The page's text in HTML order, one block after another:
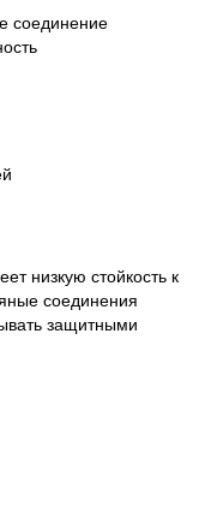
соединение
низкую стойкость к
соединения
защитными